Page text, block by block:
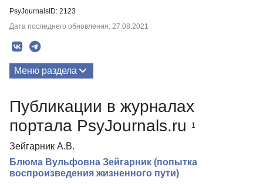
PsyJournalsID: 2123
Дата последнего обновления: 27.08.2021
Меню раздела
Публикации в журналах
портала PsyJournals.ru
1
Зейгарник А.В.
Блюма Вульфовна Зейгарник (попытка
воспроизведения жизненного пути)